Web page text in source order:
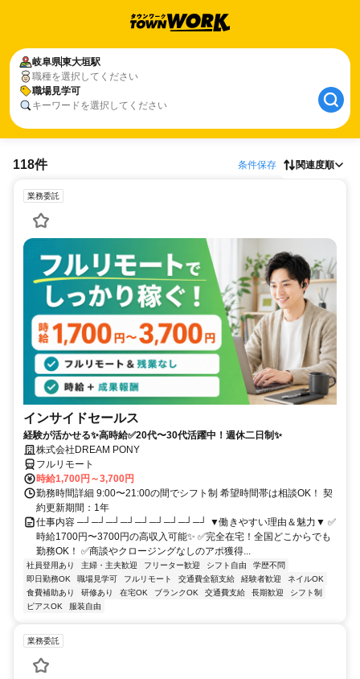
岐阜県東大垣駅
職種を選択してください
職場見学可
キーワードを選択してください
118件 条件保存 関連度順
業務委託
インサイドセールス
経験が活かせる✨高時給✅20代〜30代活躍中！週休二日制✨
株式会社DREAM PONY
フルリモート
時給1,700円～3,700円
勤務時間詳細 9:00〜21:00の間でシフト制 希望時間帯は相談OK！ 契
約更新期間：1年
仕事内容 ─┘─┘─┘─┘─┘─┘─┘─┘─┘ ▼働きやすい理由＆魅力▼ ✅
時給1700円〜3700円の高収入可能✨ ✅完全在宅！全国どこからでも
勤務OK！ ✅商談やクロージングなしのアポ獲得...
社員登用あり 主婦・主夫歓迎 フリーター歓迎 シフト自由
学歴不問
即日勤務OK
職場見学可 フルリモート 交通費全額支給 経験者歓迎
ネイルOK
食費補助あり
研修あり 在宅OK ブランクOK 交通費支給 長期歓迎
シフト制
ピアスOK
服装自由
業務委託